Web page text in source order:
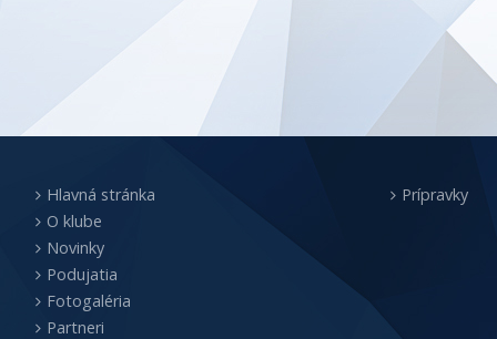
Hlavná stránka
O klube
Novinky
Podujatia
Fotogaléria
Partneri
Prípravky